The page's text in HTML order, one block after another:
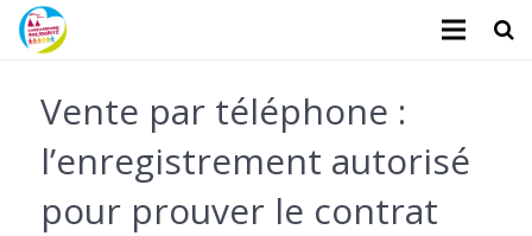
Vente par téléphone :
l’enregistrement autorisé
pour prouver le contrat